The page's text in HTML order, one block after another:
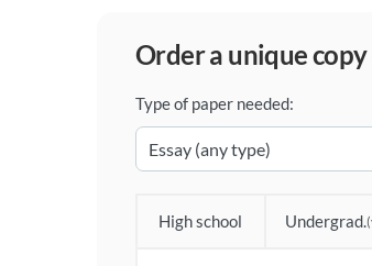
order a unique
Type of paper needed:
High school Undergrad.